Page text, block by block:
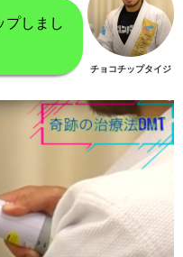
プしまし
チョコチップタイジ